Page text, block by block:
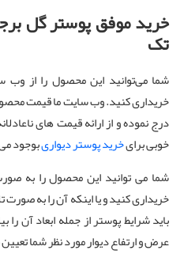
خرید موفق پوستر گل
تک
شما می‌توانید این محصول را از وب
خریداری کنید. وب سایت ما قیمت
درج نموده و از ارائه قیمت های
خوبی برایخرید پوستر دیواریبوجود
شما می توانید این محصول را به
خریداری کنید و یا اینکه آن را به
باید شرایط پوستر از جمله ابعاد آن را
عرض و ارتفاع دیوار مورد نظر شما